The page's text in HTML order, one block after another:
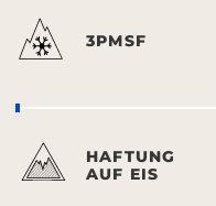
3PMSF
HAFTUNG
AUF EIS